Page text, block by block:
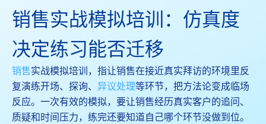
销售实战模拟培训：仿真度
决定练习能否迁移
销售实战模拟培训，指让销售在接近真实拜访的环境里反
复演练开场、探询、 异议处理等环节，把方法论变成临场
反应。一次有效的模拟，要让销售经历真实客户的追问、
质疑和时间压力，练完还要知道自己哪个环节没做到位。